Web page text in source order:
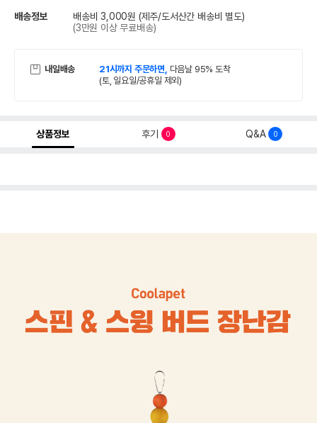
배송정보 배송비 3,000원 (제주/도서산간 배송비 별도)
(3만원 이상 무료배송)
내일배송 21시까지 주문하면, 다음날 95% 도착
(토, 일요일/공휴일 제외)
상품정보 후기 0 Q&A 0